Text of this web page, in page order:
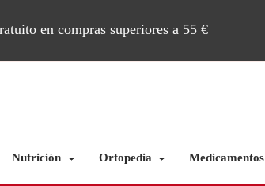
en compras superiores a 55 €
Nutrición Ortopedia Medicamentos